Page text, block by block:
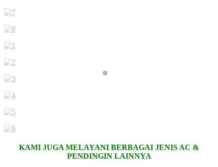
KAMI JUGA MELAYANI BERBAGAI JENIS AC &
PENDINGIN LAINNYA